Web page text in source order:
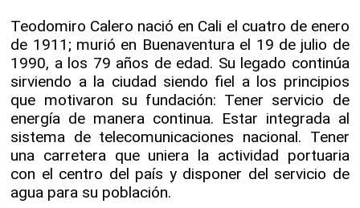
Teodomiro Calero nació en Cali el cuatro de enero
de 1911; murió en Buenaventura el 19 de julio de
1990, a los 79 años de edad. Su legado continúa
sirviendo a la ciudad siendo fiel a los principios
que motivaron su fundación: Tener servicio de
energía de manera continua. Estar integrada al
sistema de telecomunicaciones nacional. Tener
una carretera que uniera la actividad portuaria
con el centro del país y disponer del servicio de
agua para su población.